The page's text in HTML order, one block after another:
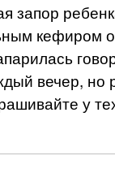
запор
кефиром
вечер, но
у